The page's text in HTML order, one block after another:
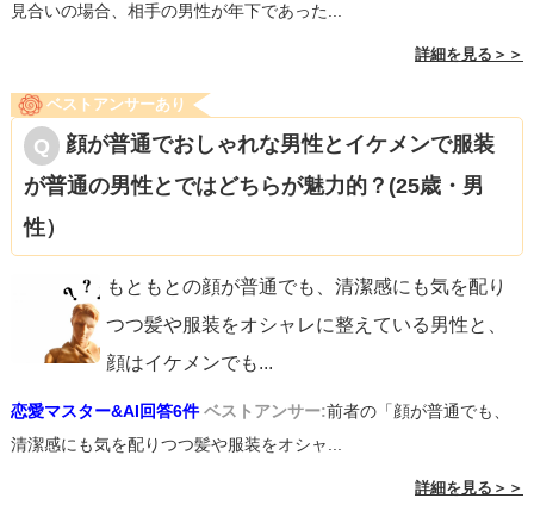
見合いの場合、相手の男性が年下であった...
詳細を見る＞＞
ベストアンサーあり
顔が普通でおしゃれな男性とイケメンで服装
が普通の男性とではどちらが魅力的？(25歳・男
性）
もともとの顔が普通でも、清潔感にも気を配り
つつ髪や服装をオシャレに整えている男性と、
顔はイケメンでも...
恋愛マスター&AI回答6件 ベストアンサー:前者の「顔が普通でも、
清潔感にも気を配りつつ髪や服装をオシャ...
詳細を見る＞＞